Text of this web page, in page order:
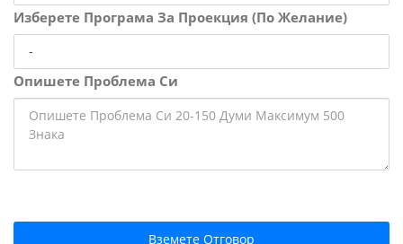
Изберете Програма За Проекция (По Желание)
Опишете Проблема Си
Вземете Отговор